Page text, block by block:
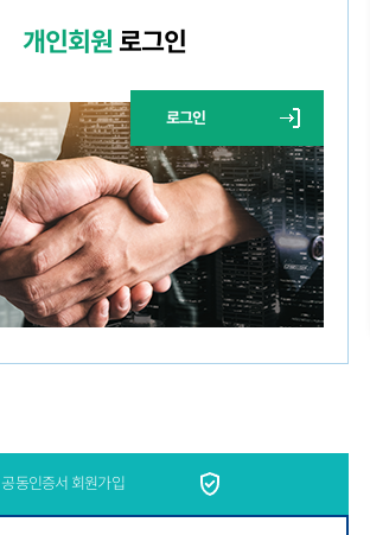
개인회원 로그인
로그인
공동인증서 회원가입